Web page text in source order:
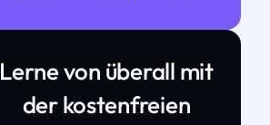
Lerne von überall mit
der kostenfreien